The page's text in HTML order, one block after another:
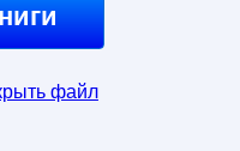
файл